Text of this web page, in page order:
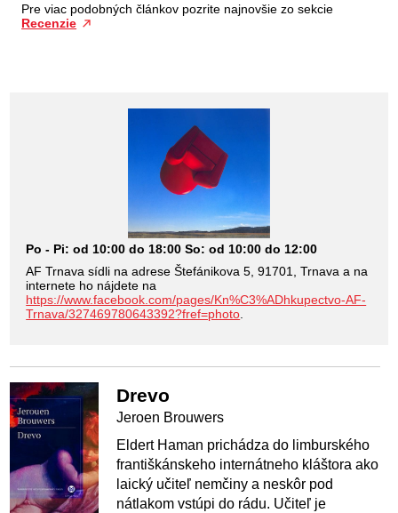
Pre viac podobných článkov pozrite najnovšie zo sekcie
Recenzie
Po - Pi: od 10:00 do 18:00 So: od 10:00 do 12:00
AF Trnava sídli na adrese Štefánikova 5, 91701, Trnava a na
internete ho nájdete na
https://www.facebook.com/pages/Kn%C3%ADhkupectvo-AF-
Trnava/327469780643392?fref=photo.
Drevo
Jeroen Brouwers
Eldert Haman prichádza do limburského
františkánskeho internátneho kláštora ako
laický učiteľ nemčiny a neskôr pod
nátlakom vstúpi do rádu. Učiteľ je